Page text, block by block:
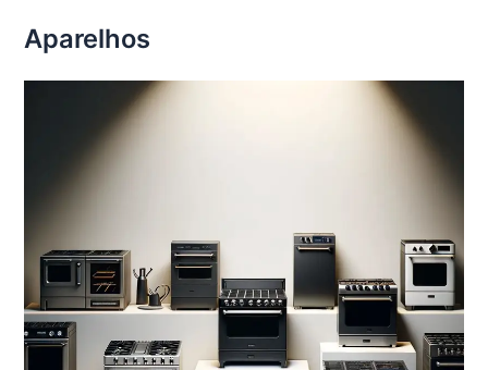
Aparelhos